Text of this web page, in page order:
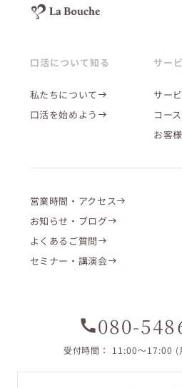
口活について知る
私たちについて
口活を始めよう
サー
サー
コー
お客
営業時間・アクセス
お知らせ・ブログ
よくあるご質問
セミナー・講演会
call080-
受付時間： 11:00〜17:00 (